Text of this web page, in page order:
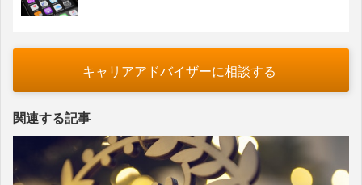
キャリアアドバイザーに相談する
関連する記事